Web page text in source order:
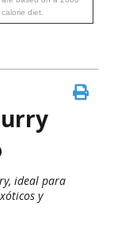
calorie diet.
ideal para
y